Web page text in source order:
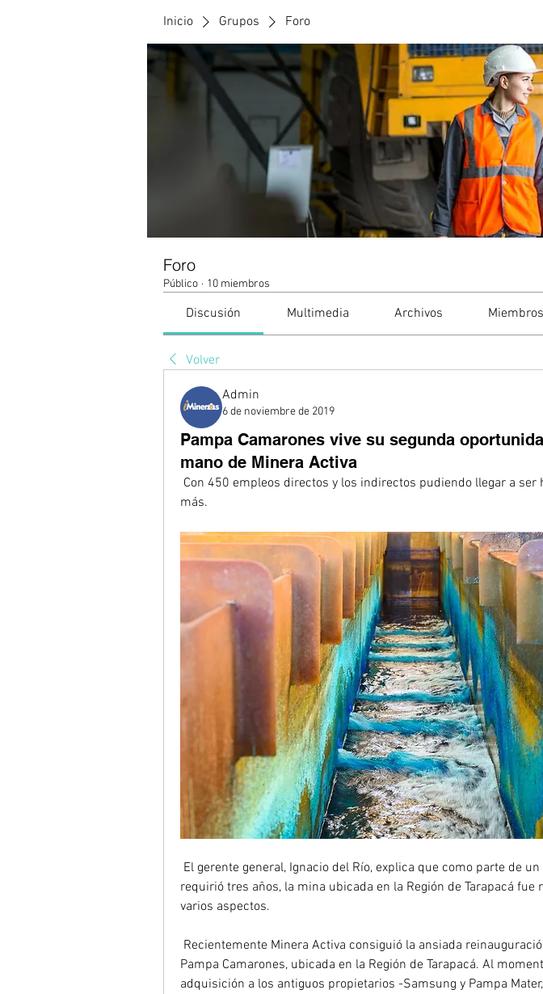
Inicio Grupos Foro
Foro
Público · 10 miembros
Discusión Multimedia Archivos Miembros
Volver
Admin
6 de noviembre de 2019
Pampa Camarones vive su segunda
mano de Minera Activa
más.
requirió tres años, la mina ubicada en la Región de Tarapacá fue
varios aspectos.
Pampa Camarones, ubicada en la Región de Tarapacá. Al
adquisición a los antiguos propietarios -Samsung y Pampa